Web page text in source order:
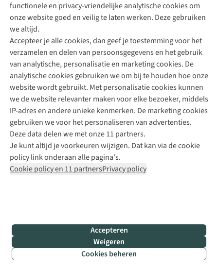
functionele en privacy-vriendelijke analytische cookies om
onze website goed en veilig te laten werken. Deze gebruiken
we altijd.
Accepteer je alle cookies, dan geef je toestemming voor het
verzamelen en delen van persoonsgegevens en het gebruik
van analytische, personalisatie en marketing cookies. De
analytische cookies gebruiken we om bij te houden hoe onze
website wordt gebruikt. Met personalisatie cookies kunnen
we de website relevanter maken voor elke bezoeker, middels
IP-adres en andere unieke kenmerken. De marketing cookies
gebruiken we voor het personaliseren van advertenties.
Deze data delen we met onze 11 partners.
Je kunt altijd je voorkeuren wijzigen. Dat kan via de cookie
policy link onderaan alle pagina's.
Cookie policy en 11 partnersPrivacy policy
Accepteren
Weigeren
Cookies beheren
Direct advies van een Buitenexpert
+31 (0)85 888 50 88
+31 6 12 28 49 80
Contactformulier
Bever
B.V.